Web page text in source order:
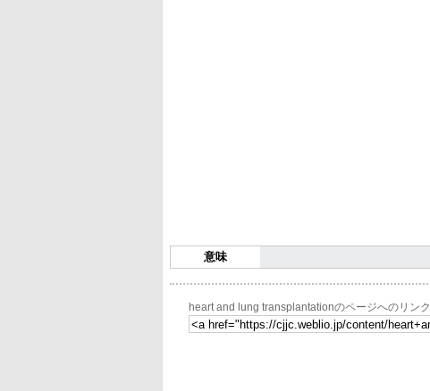
意味
heart and lung transplantationのページへのリンク